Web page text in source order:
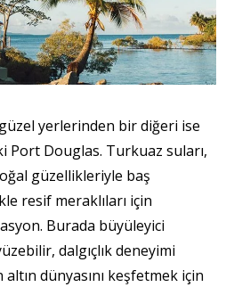
yerlerinden bir diğeri ise
Port Douglas. Turkuaz suları,
güzellikleriyle baş
resif meraklıları için
Burada büyüleyici
dalgıçlık deneyimi
dünyasını keşfetmek için